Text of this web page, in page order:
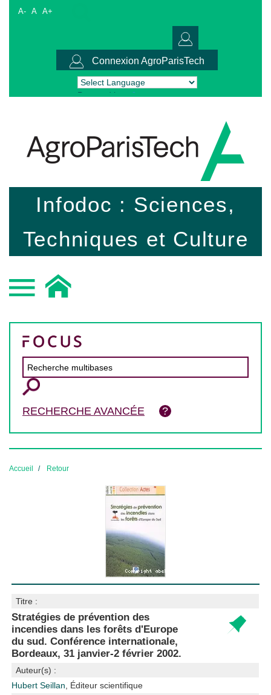
A- A A+
Connexion AgroParisTech
Powered by Translate
Infodoc : Sciences,
Techniques et Culture
RECHERCHE AVANCÉE
Accueil Retour
Titre :
Stratégies de prévention des
incendies dans les forêts d'Europe
du sud. Conférence internationale,
Bordeaux, 31 janvier-2 février 2002.
Auteur(s) :
Hubert Seillan , Éditeur scientifique